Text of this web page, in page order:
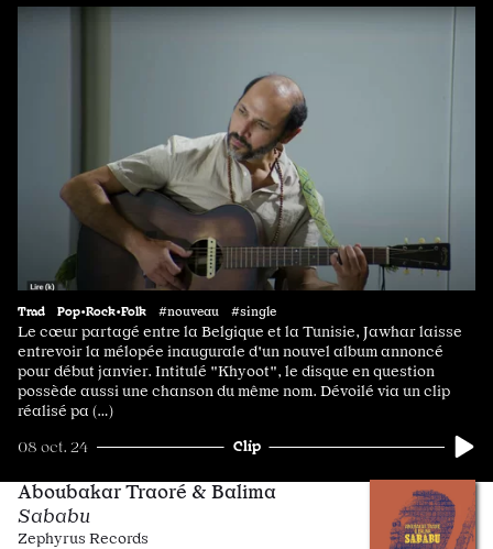
Trad Pop•Rock•Folk #nouveau #single
Le cœur partagé entre la Belgique et la Tunisie, Jawhar laisse
entrevoir la mélopée inaugurale d'un nouvel album annoncé
pour début janvier. Intitulé "Khyoot", le disque en question
possède aussi une chanson du même nom. Dévoilé via un clip
réalisé pa (…)
08 oct. 24 Clip
Aboubakar Traoré & Balima
Sababu
Zephyrus Records